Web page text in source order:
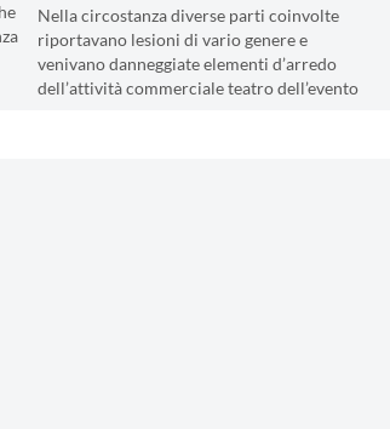
Nella circostanza diverse parti coinvolte
riportavano lesioni di vario genere e
venivano danneggiate elementi d’arredo
dell’attività commerciale teatro dell’evento